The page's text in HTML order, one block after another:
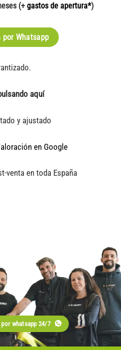
(+ gastos de apertura*)
por Whatsapp
aquí
y ajustado
en Google
venta en toda España
whatsapp 24/7